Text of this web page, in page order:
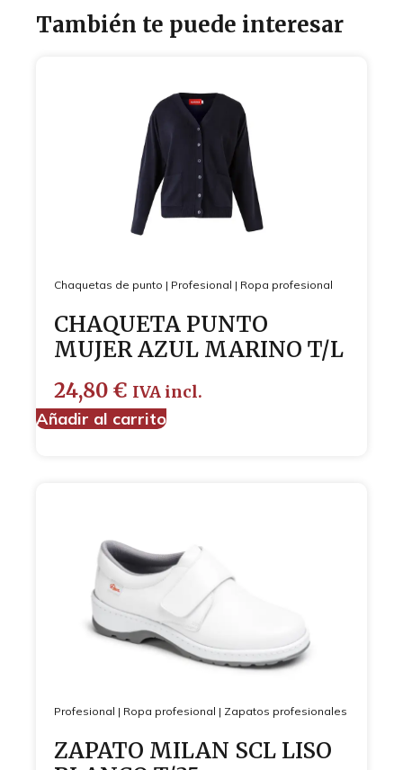
También te puede interesar
Chaquetas de punto | Profesional | Ropa profesional
CHAQUETA PUNTO
MUJER AZUL MARINO T/L
24,80 € IVA incl.
Añadir al carrito
Profesional | Ropa profesional | Zapatos profesionales
ZAPATO MILAN SCL LISO